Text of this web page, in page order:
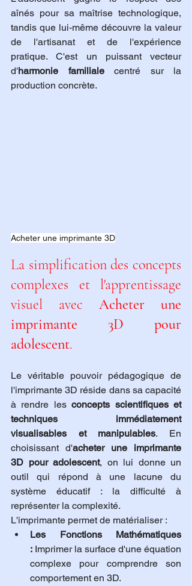
aînés pour sa maîtrise technologique,
tandis que lui-même découvre la valeur
de l'artisanat et de l'expérience
pratique. C'est un puissant vecteur
d'harmonie familiale centré sur la
production concrète.
Acheter une imprimante 3D
La simplification des concepts
complexes et l'apprentissage
visuel avec Acheter une
imprimante 3D pour
adolescent.
Le véritable pouvoir pédagogique de
l'imprimante 3D réside dans sa capacité
à rendre les concepts scientifiques et
techniques immédiatement
visualisables et manipulables. En
choisissant d'acheter une imprimante
3D pour adolescent, on lui donne un
outil qui répond à une lacune du
système éducatif : la difficulté à
représenter la complexité.
L'imprimante permet de matérialiser :
Les Fonctions Mathématiques
: Imprimer la surface d'une équation
complexe pour comprendre son
comportement en 3D.